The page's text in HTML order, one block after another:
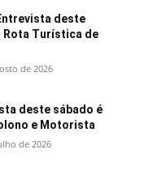
deste
Rota Turística de
de 2026
deste sábado é
e Motorista
de 2026